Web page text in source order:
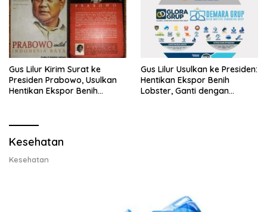
Gus Lilur Kirim Surat ke
Presiden Prabowo, Usulkan
Hentikan Ekspor Benih
Gus Lilur Usulkan ke Presiden:
Hentikan Ekspor Benih
Lobster, Ganti dengan
Kesehatan
Kesehatan